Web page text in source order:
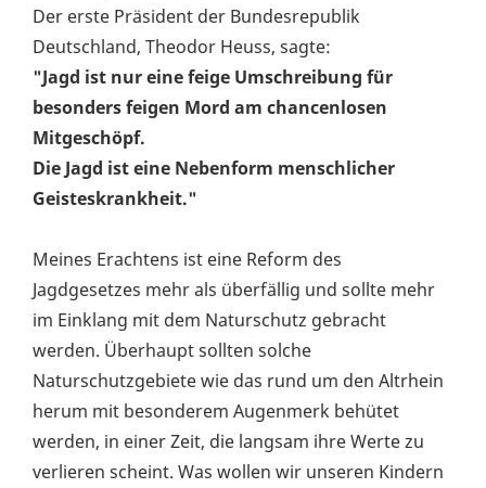
Der erste Präsident der Bundesrepublik
Deutschland, Theodor Heuss, sagte:
"Jagd ist nur eine feige Umschreibung für
besonders feigen Mord am chancenlosen
Mitgeschöpf.
Die Jagd ist eine Nebenform menschlicher
Geisteskrankheit."
Meines Erachtens ist eine Reform des
Jagdgesetzes mehr als überfällig und sollte mehr
im Einklang mit dem Naturschutz gebracht
werden. Überhaupt sollten solche
Naturschutzgebiete wie das rund um den Altrhein
herum mit besonderem Augenmerk behütet
werden, in einer Zeit, die langsam ihre Werte zu
verlieren scheint. Was wollen wir unseren Kindern